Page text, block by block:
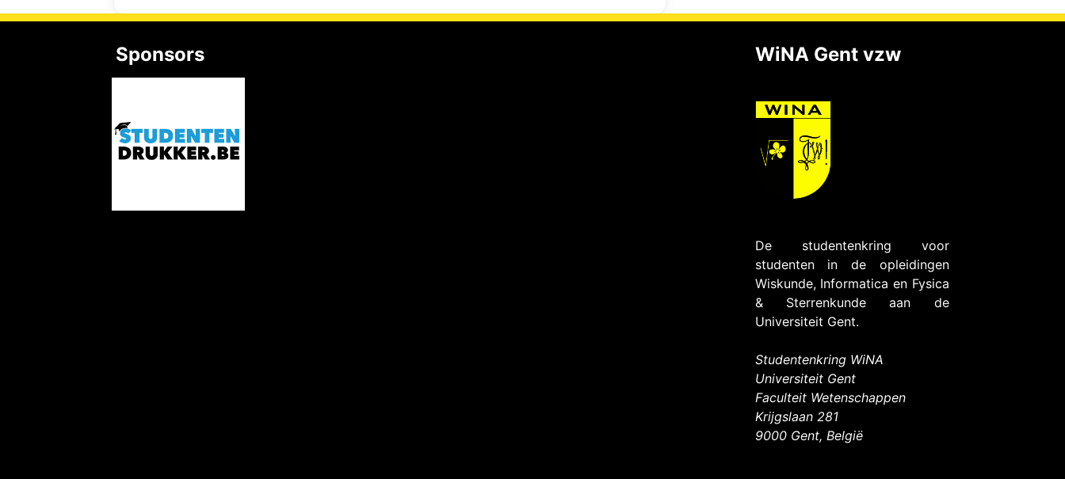
Sponsors WiNA Gent vzw
De studentenkring voor
studenten in de opleidingen
Wiskunde, Informatica en Fysica
& Sterrenkunde aan de
Universiteit Gent.
Studentenkring WiNA
Universiteit Gent
Faculteit Wetenschappen
Krijgslaan 281
9000 Gent, België